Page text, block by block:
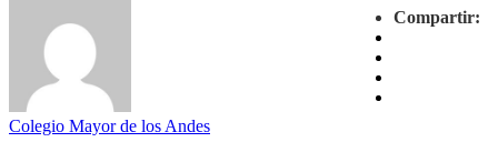
Compartir:
Colegio Mayor de los Andes